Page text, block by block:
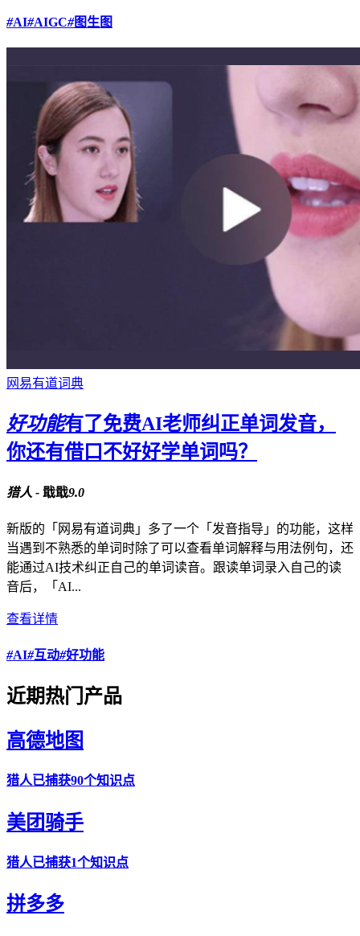
#AI#AIGC#图生图
网易有道词典
好功能有了免费AI老师纠正单词发音，
你还有借口不好好学单词吗？
猎人 - 戢戢9.0
新版的「网易有道词典」多了一个「发音指导」的功能，这样
当遇到不熟悉的单词时除了可以查看单词解释与用法例句，还
能通过AI技术纠正自己的单词读音。跟读单词录入自己的读
音后，「AI...
查看详情
#AI#互动#好功能
近期热门产品
高德地图
猎人已捕获90个知识点
美团骑手
猎人已捕获1个知识点
拼多多